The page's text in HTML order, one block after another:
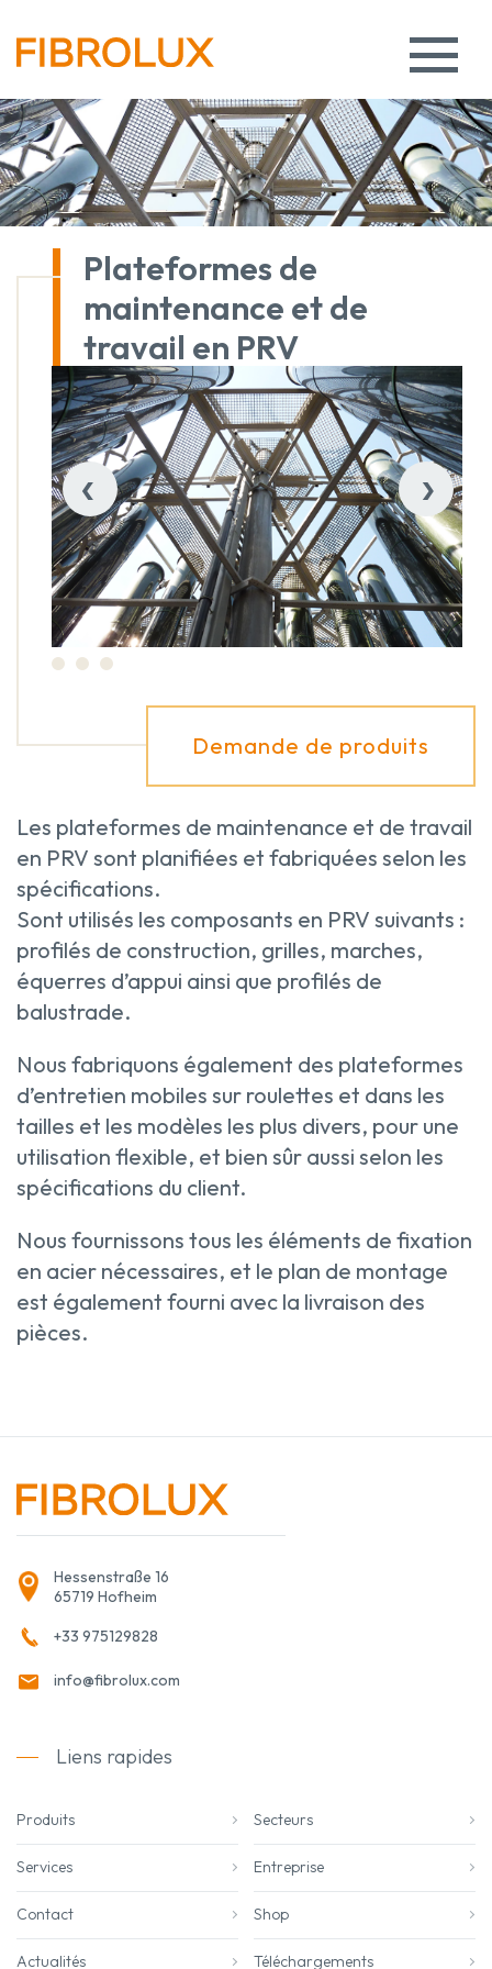
‹ ›
Demande de produits
Plateformes de
maintenance et de
travail en PRV
Les plateformes de maintenance et de travail
en PRV sont planifiées et fabriquées selon les
spécifications.
Sont utilisés les composants en PRV suivants :
profilés de construction, grilles, marches,
équerres d’appui ainsi que profilés de
balustrade.
Nous fabriquons également des plateformes
d’entretien mobiles sur roulettes et dans les
tailles et les modèles les plus divers, pour une
utilisation flexible, et bien sûr aussi selon les
spécifications du client.
Nous fournissons tous les éléments de fixation
en acier nécessaires, et le plan de montage
est également fourni avec la livraison des
pièces.
Hessenstraße 16
65719 Hofheim
+33 975129828
info@fibrolux.com
Liens rapides
Produits Secteurs
Services Entreprise
Contact Shop
Actualités Téléchargements